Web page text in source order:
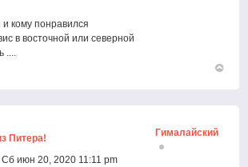
и кому понравился
в восточной или северной
....
Питера!
Сб июн 20, 2020 11:11 pm
Гималайский